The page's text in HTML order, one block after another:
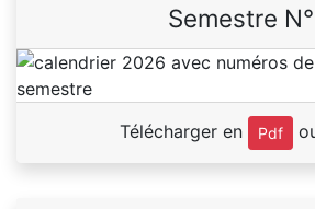
Semestre
Télécharger en Pdf